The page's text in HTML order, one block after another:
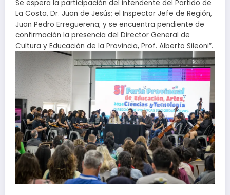
Se espera la participación del intendente del Partido de
La Costa, Dr. Juan de Jesús; el Inspector Jefe de Región,
Juan Pedro Erreguerena; y se encuentra pendiente de
confirmación la presencia del Director General de
Cultura y Educación de la Provincia, Prof. Alberto Sileoni”.